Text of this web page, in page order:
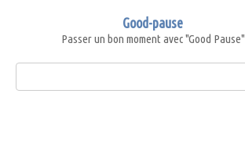
Good-pause
Passer un bon moment avec "Good Pause"
Search: